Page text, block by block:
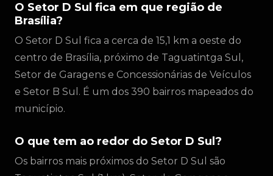
O Setor D Sul fica em que região de
Brasília?
O Setor D Sul fica a cerca de 15,1 km a oeste do
centro de Brasília, próximo de Taguatintga Sul,
Setor de Garagens e Concessionárias de Veículos
e Setor B Sul. É um dos 390 bairros mapeados do
município.
O que tem ao redor do Setor D Sul?
Os bairros mais próximos do Setor D Sul são